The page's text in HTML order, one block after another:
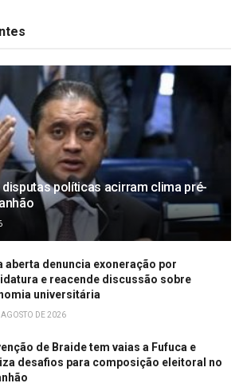
disputas políticas acirram clima pré-
aberta denuncia exoneração por
e reacende discussão sobre
universitária
AGOSTO DE 2026
de Braide tem vaias a Fufuca e
desafios para composição eleitoral no